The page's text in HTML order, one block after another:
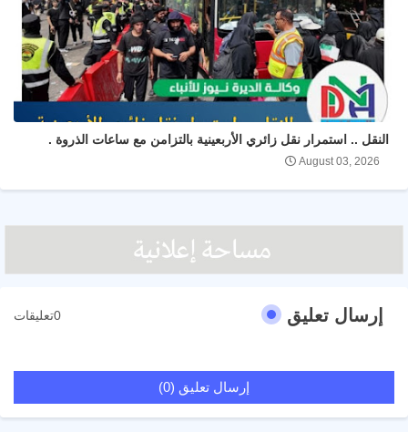
النقل .. استمرار نقل زائري الأربعينية بالتزامن مع ساعات الذروة .
August 03, 2026
إرسال تعليق 0تعليقات
إرسال تعليق (0)